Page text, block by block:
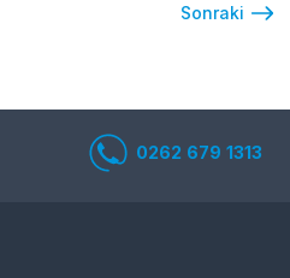
Sonraki